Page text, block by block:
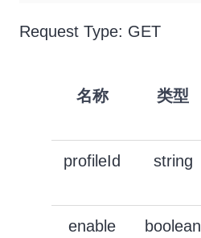
Request Type: GET
名称 类型
profileId string
enable boolean